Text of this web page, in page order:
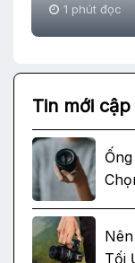
1 phút đọc
Tin mới
Tối